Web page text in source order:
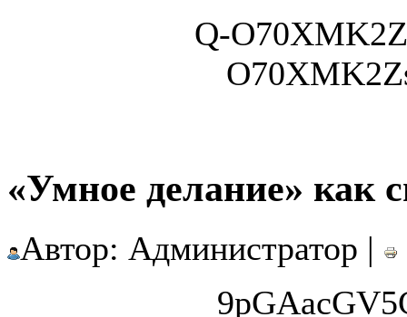
Q-
«Умное делание» как
Автор: Администратор |